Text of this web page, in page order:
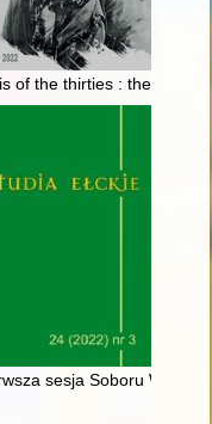
Juliusza
of the thirties : the Poles:
sesja Soboru